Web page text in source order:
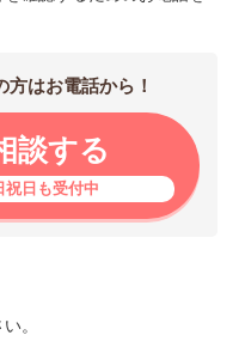
はお電話から！
談する
祝日も受付中
。